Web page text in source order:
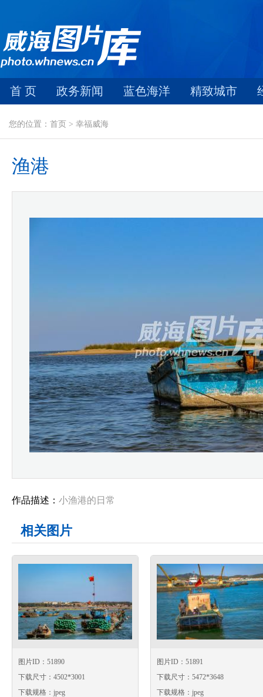
首 页 政务新闻 蓝色海洋 精致城市
您的位置：首页 > 幸福威海
渔港
作品描述： 小渔港的日常
相关图片
图片ID：51890
下载尺寸：4502*3001
下载规格：jpeg
图片ID：51891
下载尺寸：5472*3648
下载规格：jpeg